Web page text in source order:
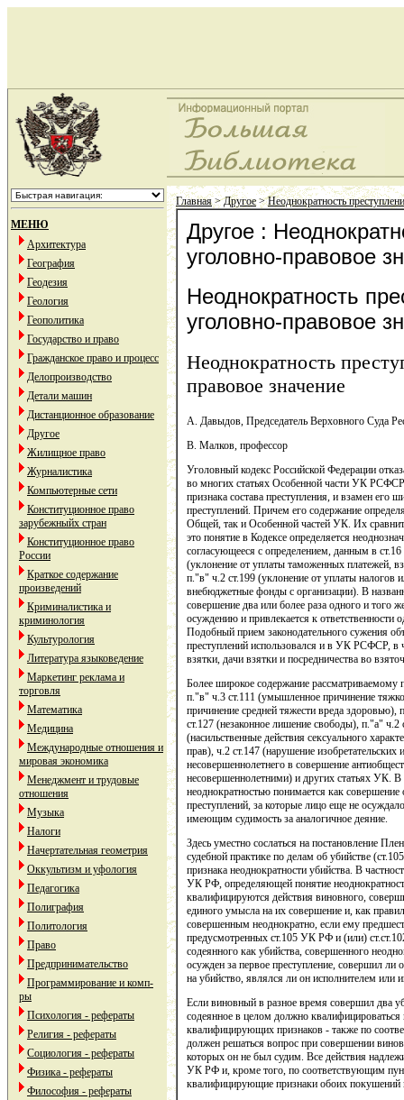
МЕНЮ
Архитектура
География
Геодезия
Геология
Геополитика
Государство и право
Гражданское право и процесс
Делопроизводство
Детали машин
Дистанционное образование
Другое
Жилищное право
Журналистика
Компьютерные сети
Конституционное право
зарубежныйх стран
Конституционное право
России
Краткое содержание
произведений
Криминалистика и
криминология
Культурология
Литература языковедение
Маркетинг реклама и
торговля
Математика
Медицина
Международные отношения и
мировая экономика
Менеджмент и трудовые
отношения
Музыка
Налоги
Начертательная геометрия
Оккультизм и уфология
Педагогика
Полиграфия
Политология
Право
Предпринимательство
Программирование и комп-
ры
Психология - рефераты
Религия - рефераты
Социология - рефераты
Физика - рефераты
Философия - рефераты
Главная>Другое>Неоднократность
Другое :
уголовно-правовое
Неоднократность
уголовно-правовое
Неоднократность
правовое значение
А. Давыдов, Председатель Верховного Суда
В. Малков, профессор
Уголовный кодекс Российской Федерации
во многих статьях Особенной части УК
признака состава преступления, и взамен его
преступлений. Причем его содержание
Общей, так и Особенной частей УК. Их
это понятие в Кодексе определяется
согласующееся с определением, данным в
(уклонение от уплаты таможенных платежей,
п."в" ч.2 ст.199 (уклонение от уплаты налогов
внебюджетные фонды с организации). В
совершение два или более раза одного и того
осуждению и привлекается к ответственности
Подобный прием законодательного сужения
преступлений использовался и в УК РСФСР, в
взятки, дачи взятки и посредничества во
Более широкое содержание
п."в" ч.3 ст.111 (умышленное причинение
причинение средней тяжести вреда
ст.127 (незаконное лишение свободы), п."а" ч.2
(насильственные действия сексуального
прав), ч.2 ст.147 (нарушение
несовершеннолетнего в совершение
несовершеннолетними) и других статьях УК.
неоднократностью понимается как
преступлений, за которые лицо еще не
имеющим судимость за аналогичное деяние.
Здесь уместно сослаться на постановление
судебной практике по делам об убийстве
признака неоднократности убийства. В
УК РФ, определяющей понятие
квалифицируются действия виновного,
единого умысла на их совершение и, как
совершенным неоднократно, если ему
предусмотренных ст.105 УК РФ и (или)
содеянного как убийства, совершенного
осужден за первое преступление, совершил ли
на убийство, являлся ли он исполнителем или
Если виновный в разное время совершил два
содеянное в целом должно
квалифицирующих признаков - также по
должен решаться вопрос при совершении
которых он не был судим. Все действия
УК РФ и, кроме того, по соответствующим
квалифицирующие признаки обоих покушений